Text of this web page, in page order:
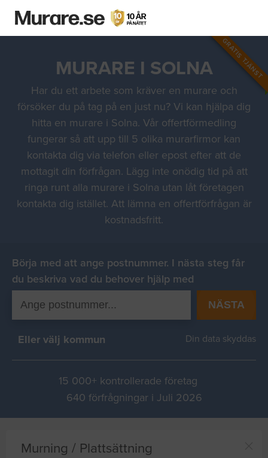
GRATIS TJÄNST
MURARE I SOLNA
Har du ett arbete som kräver en murare och
försöker du på tag på en just nu? Vi kan hjälpa dig
hitta en murare i Solna. Vår offertförmedling
fungerar så att upp till 5 olika murarfirmor kan
kontakta dig via telefon eller epost efter att de
mottagit din förfrågan. Lägg inte onödig tid på att
ringa runt alla murare i Solna utan låt företagen
kontakta dig istället. Att lämna en offertförfrågan är
kostnadsfritt.
Börja med att ange postnummer. I nästa steg får
du beskriva vad du behover hjälp med
NÄSTA
Eller välj kommun Din data skyddas
15 000+ kontrollerade företag
640 förfrågningar i Juli 2026
Murning / Plattsättning